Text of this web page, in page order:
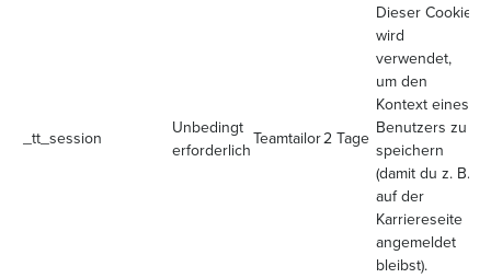
_tt_session
Unbedingt
erforderlich
Teamtailor2 Tage
Dieser Cookie
wird
verwendet,
um den
Kontext eines
Benutzers zu
speichern
(damit du z. B.
auf der
Karriereseite
angemeldet
bleibst).